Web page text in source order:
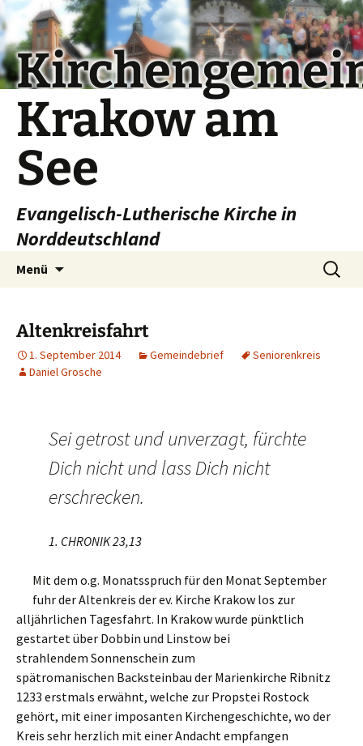
Krakow am
See
Evangelisch-Lutherische Kirche in
Norddeutschland
Menü
Suchen
nach:
Altenkreisfahrt
1. September 2014 Gemeindebrief
Seniorenkreis
Daniel Grosche
Sei getrost und unverzagt, fürchte
Dich nicht und lass Dich nicht
erschrecken.
1. CHRONIK 23,13
Mit dem o.g. Monatsspruch für den Monat September
fuhr der Altenkreis der ev. Kirche Krakow los zur
alljährlichen Tagesfahrt. In Krakow wurde pünktlich
gestartet über Dobbin und Linstow bei
strahlendem Sonnenschein zum
spätromanischen Backsteinbau der Marienkirche Ribnitz
1233 erstmals erwähnt, welche zur Propstei Rostock
gehört, mit einer imposanten Kirchengeschichte, wo der
Kreis sehr herzlich mit einer Andacht empfangen